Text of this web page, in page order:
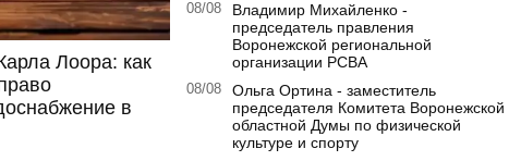
Лоора: как
в
08/08
Владимир Михайленко -
председатель правления
Воронежской региональной
организации РСВА
08/08
Ольга Ортина - заместитель
председателя Комитета Воронежской
областной Думы по физической
культуре и спорту